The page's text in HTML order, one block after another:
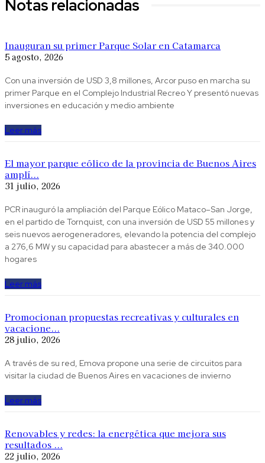
Notas relacionadas
Inauguran su primer Parque Solar en Catamarca
5 agosto, 2026
Con una inversión de USD 3,8 millones, Arcor puso en marcha su
primer Parque en el Complejo Industrial Recreo Y presentó nuevas
inversiones en educación y medio ambiente
Leer más
El mayor parque eólico de la provincia de Buenos Aires
amplí...
31 julio, 2026
PCR inauguró la ampliación del Parque Eólico Mataco–San Jorge,
en el partido de Tornquist, con una inversión de USD 55 millones y
seis nuevos aerogeneradores, elevando la potencia del complejo
a 276,6 MW y su capacidad para abastecer a más de 340.000
hogares
Leer más
Promocionan propuestas recreativas y culturales en
vacacione...
28 julio, 2026
A través de su red, Emova propone una serie de circuitos para
visitar la ciudad de Buenos Aires en vacaciones de invierno
Leer más
Renovables y redes: la energética que mejora sus
resultados ...
22 julio, 2026